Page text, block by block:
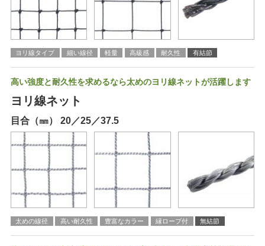
ヨリ線タイプ 細い線径 軽量 高級感 耐久性 有結節
高い強度と耐久性を求めるなら太めのヨリ線ネットが活躍します
ヨリ線ネット
目合（㎜） 20／25／37.5
太めの線径 高い耐久性 豊富なカラー 縁ロープ付 無結節